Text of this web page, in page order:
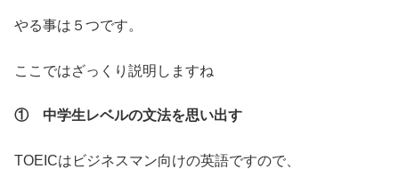
やる事は５つです。
ここではざっくり説明しますね
① 中学生レベルの文法を思い出す
TOEICはビジネスマン向けの英語ですので、